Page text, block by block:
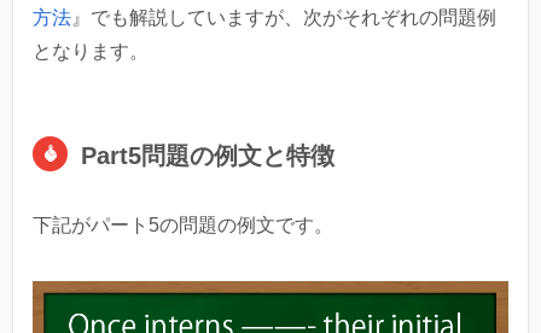
方法 』でも解説していますが、次がそれぞれの問題例
となります。
Part5問題の例文と特徴
下記がパート5の問題の例文です。